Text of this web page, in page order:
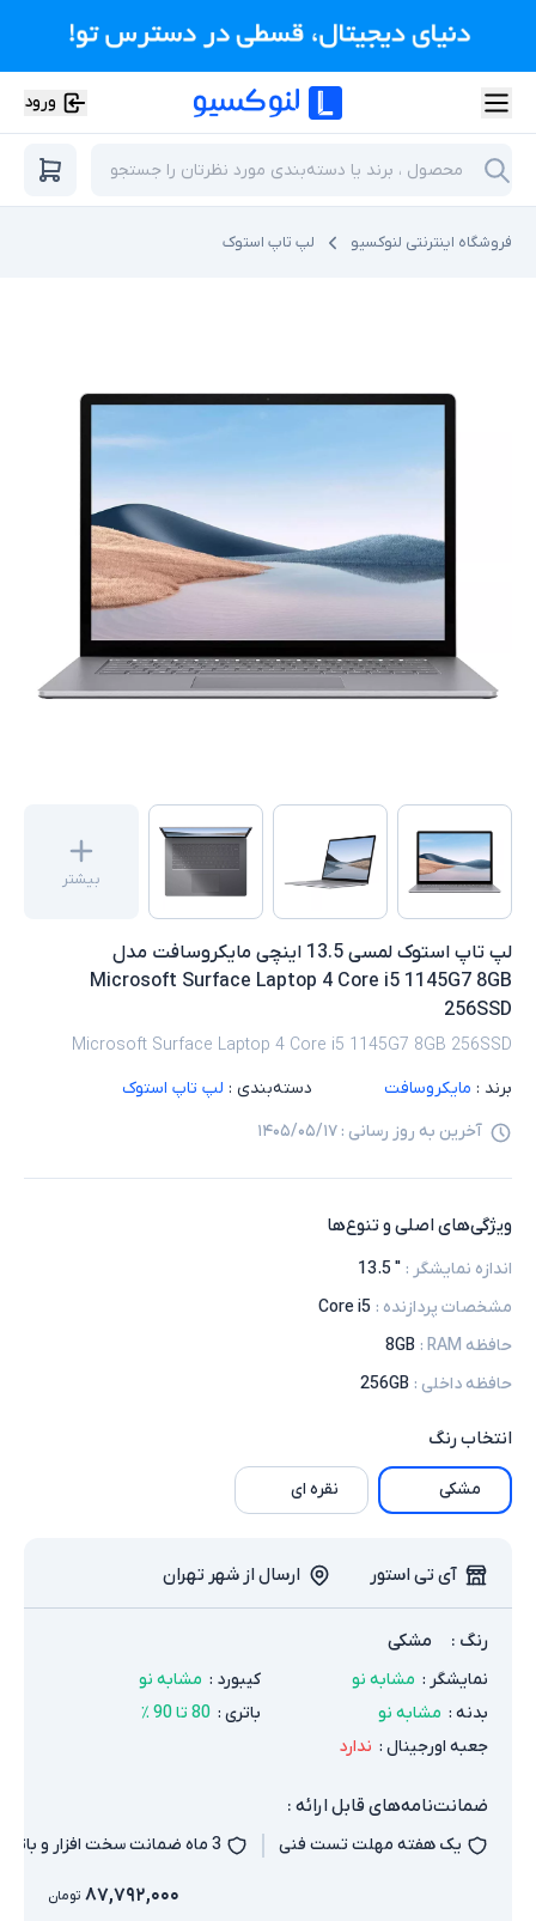
ورود
فروشگاه اینترنتی لنوکسیو لپ تاپ استوک
بیشتر
لپ تاپ استوک لمسی 13.5 اینچی مایکروسافت مدل
Microsoft Surface Laptop 4 Core i5 1145G7 8GB
256SSD
Microsoft Surface Laptop 4 Core i5 1145G7 8GB 256SSD
برند : مایکروسافت دسته‌بندی : لپ تاپ استوک
آخرین به روز رسانی : ۱۴۰۵/۰۵/۱۷
ویژگی‌های اصلی و تنوع‌ها
اندازه نمایشگر :
" 13.5
مشخصات پردازنده :
Core i5
حافظه RAM
:
8GB
حافظه داخلی :
256GB
انتخابرنگ
مشکی نقره ای
آی تی استور ارسال از شهر تهران
رنگ : مشکی
نمایشگر : مشابه نو کیبورد : مشابه نو
بدنه : مشابه نو باتری : 80 تا 90 ٪
جعبه اورجینال : ندارد
ضمانت‌نامه‌های قابل ارائه :
یک هفته مهلت تست فنی 3 ماه ضمانت سخت افزار و باتری
۸۷,۷۹۲,۰۰۰ تومان